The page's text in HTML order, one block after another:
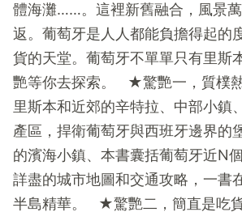
體海灘……。這裡新舊融合，風景
返。葡萄牙是人人都能負擔得起的
貨的天堂。葡萄牙不單單只有里斯
艷等你去探索。 ★驚艷一，質樸
里斯本和近郊的辛特拉、中部小鎮
產區，捍衛葡萄牙與西班牙邊界的
的濱海小鎮、本書囊括葡萄牙近N
詳盡的城市地圖和交通攻略，一書
半島精華。 ★驚艷二，簡直是吃